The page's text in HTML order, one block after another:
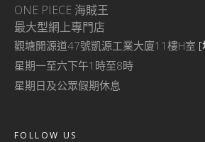
ONE PIECE 海賊王
最大型網上專門店
觀塘開源道47號凱源工業大廈11樓H室 [
星期一至六下午1時至8時
星期日及公眾假期休息
FOLLOW US